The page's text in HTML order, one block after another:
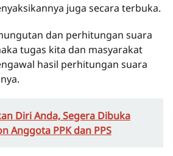
juga secara terbuka.
dan perhitungan suara
tugas kita dan masyarakat
hasil perhitungan suara
Diri Anda, Segera Dibuka
Anggota PPK dan PPS